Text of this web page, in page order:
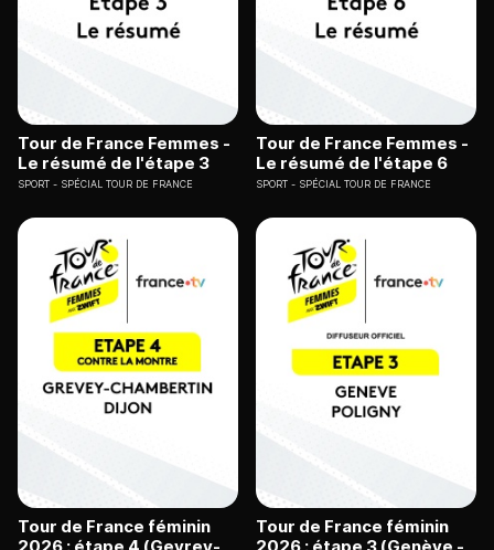
Tour de France Femmes -
Le résumé de l'étape 3
SPORT SPÉCIAL TOUR DE FRANCE
Tour de France Femmes -
Le résumé de l'étape 6
SPORT SPÉCIAL TOUR DE FRANCE
Tour de France féminin
Tour de France féminin